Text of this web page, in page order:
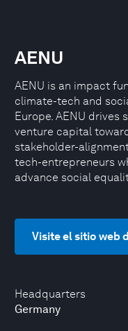
Headquarters
Germany
AENU
AENU is an impact
climate-tech and
Europe. AENU
venture capital
stakeholder-
tech-entrepreneurs
advance social
Visite el sitio web